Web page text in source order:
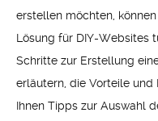
erstellen möchten,
Lösung für DIY-Websites
Schritte zur Erstellung
erläutern, die Vorteile und
Ihnen Tipps zur Auswahl